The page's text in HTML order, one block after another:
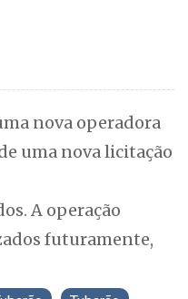
nova operadora
uma nova licitação
A operação
futuramente,